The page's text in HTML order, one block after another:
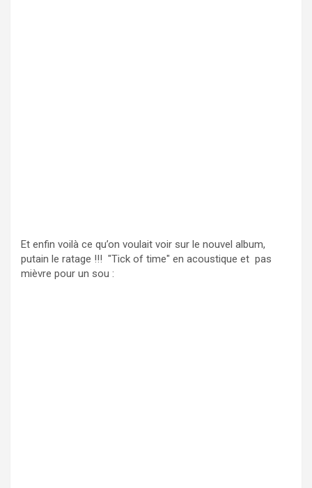
Et enfin voilà ce qu’on voulait voir sur le nouvel album,
putain le ratage !!! "Tick of time" en acoustique et pas
mièvre pour un sou :